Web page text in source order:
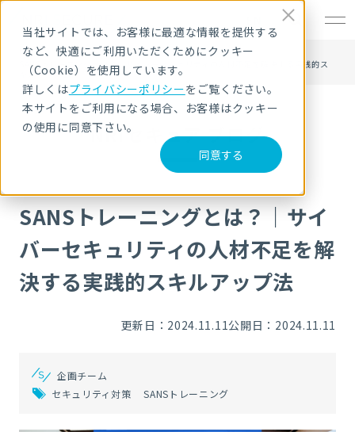
当社サイトでは、お客様に最適な情報を提供する
など、快適にご利用いただくためにクッキー
（Cookie）を使用しています。
詳しくはプライバシーポリシーをご覧ください。
本サイトをご利用になる場合、お客様はクッキー
の使用に同意下さい。
同意する
HOME
NRIセキュア ブログ
SANSトレーニングとは？｜サイバーセキュリティの人材不足を解決する実践的ス
キルアップ法
NRIセキュア ブログ
SANSトレーニングとは？｜サイ
バーセキュリティの人材不足を解
決する実践的スキルアップ法
更新日：2024.11.11公開日：2024.11.11
企画チーム
セキュリティ対策
SANSトレーニング